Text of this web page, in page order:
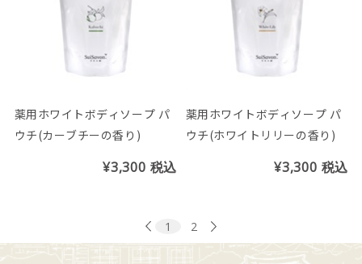
薬用ホワイトボディソープ パ
ウチ(カーブチーの香り)
¥3,300 税込
薬用ホワイトボディソープ パ
ウチ(ホワイトリリーの香り)
¥3,300 税込
1 2